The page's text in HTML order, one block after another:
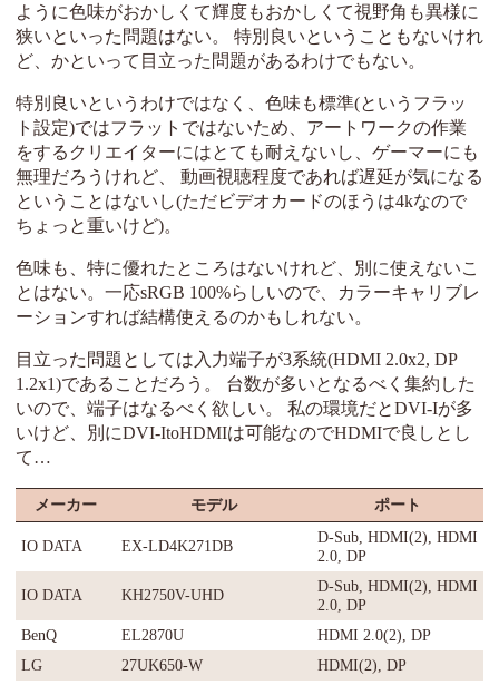
ように色味がおかしくて輝度もおかしくて視野角も異様に
狭いといった問題はない。 特別良いということもないけれ
ど、かといって目立った問題があるわけでもない。
特別良いというわけではなく、色味も標準(というフラッ
ト設定)ではフラットではないため、アートワークの作業
をするクリエイターにはとても耐えないし、ゲーマーにも
無理だろうけれど、 動画視聴程度であれば遅延が気になる
ということはないし(ただビデオカードのほうは4kなので
ちょっと重いけど)。
色味も、特に優れたところはないけれど、別に使えないこ
とはない。一応sRGB 100%らしいので、カラーキャリブレ
ーションすれば結構使えるのかもしれない。
目立った問題としては入力端子が3系統(HDMI 2.0x2, DP
1.2x1)であることだろう。 台数が多いとなるべく集約した
いので、端子はなるべく欲しい。 私の環境だとDVI-Iが多
いけど、別にDVI-ItoHDMIは可能なのでHDMIで良しとし
て…
メーカー モデル ポート
IO DATA EX-LD4K271DB
D-Sub, HDMI(2), HDMI
2.0, DP
IO DATA KH2750V-UHD
D-Sub, HDMI(2), HDMI
2.0, DP
BenQ
EL2870U
HDMI 2.0(2), DP
LG
27UK650-W HDMI(2), DP